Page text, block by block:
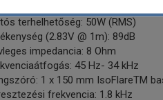
terhelhetőség: 50W (RMS)
(2.83V @ 1m): 89dB
impedancia: 8 Ohm
45 Hz- 34 kHz
1 x 150 mm IsoFlareTM
frekvencia: 1.8 kHz